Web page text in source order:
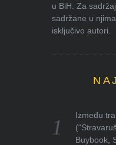
u BiH. Za
sadržane u
isključivo autori.
Između
Buybook,